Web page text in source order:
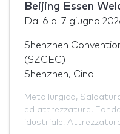
Beijing Essen
Dal 6 al 7 giugno
Shenzhen
(SZCEC)
Shenzhen, Cina
Metallurgica,
ed attrezzature,
idustriale,